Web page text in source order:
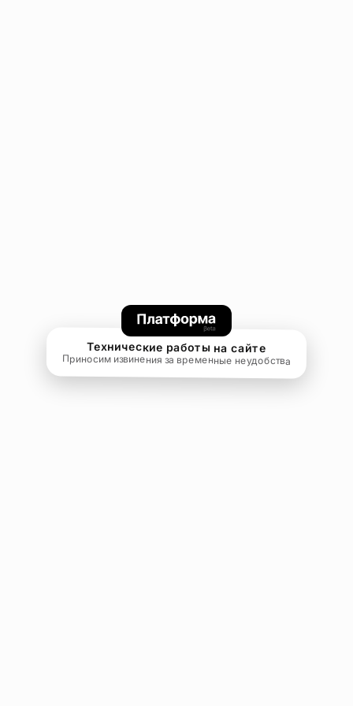
Технические работы на сайте
Приносим извинения за временные неудобства